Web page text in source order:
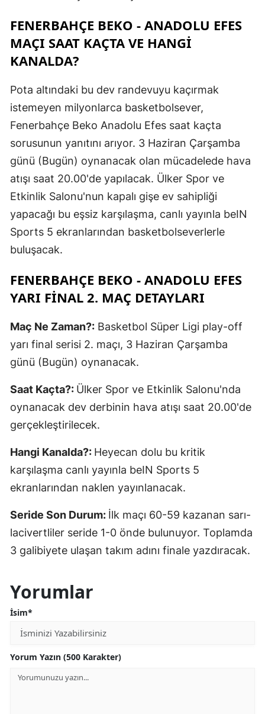
FENERBAHÇE BEKO - ANADOLU EFES
MAÇI SAAT KAÇTA VE HANGI
KANALDA?
Pota altındaki bu dev randevuyu kaçırmak
istemeyen milyonlarca basketbolsever,
Fenerbahçe Beko Anadolu Efes saat kaçta
sorusunun yanıtını arıyor. 3 Haziran Çarşamba
günü (Bugün) oynanacak olan mücadelede hava
atışı saat 20.00'de yapılacak. Ülker Spor ve
Etkinlik Salonu'nun kapalı gişe ev sahipliği
yapacağı bu eşsiz karşılaşma, canlı yayınla beIN
Sports 5 ekranlarından basketbolseverlerle
buluşacak.
FENERBAHÇE BEKO - ANADOLU EFES
YARI FINAL 2. MAÇ DETAYLARI
Maç Ne Zaman?: Basketbol Süper Ligi play-off
yarı final serisi 2. maçı, 3 Haziran Çarşamba
günü (Bugün) oynanacak.
Saat Kaçta?: Ülker Spor ve Etkinlik Salonu'nda
oynanacak dev derbinin hava atışı saat 20.00'de
gerçekleştirilecek.
Hangi Kanalda?: Heyecan dolu bu kritik
karşılaşma canlı yayınla beIN Sports 5
ekranlarından naklen yayınlanacak.
Seride Son Durum: İlk maçı 60-59 kazanan sarı-
lacivertliler seride 1-0 önde bulunuyor. Toplamda
3 galibiyete ulaşan takım adını finale yazdıracak.
Yorumlar
İsim*
Yorum Yazın (500 Karakter)